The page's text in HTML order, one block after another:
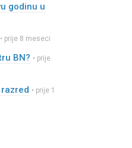
godinu u
• prije 8 meseci
BN? • prije
• prije 1